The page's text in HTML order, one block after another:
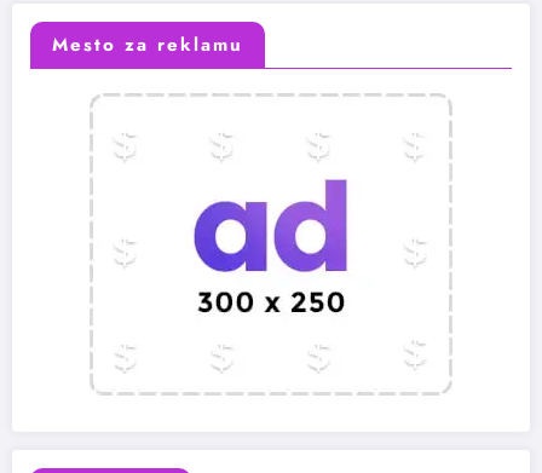
Mesto za reklamu